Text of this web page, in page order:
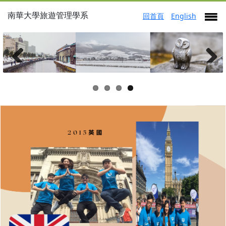
南華大學旅遊管理學系 回首頁 English